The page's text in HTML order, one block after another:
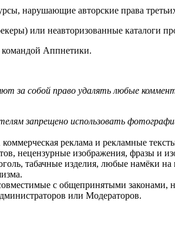
нарушающие авторские права
или неавторизованные каталоги
Аппнетики.
за собой право удалять любые
запрещено использовать
реклама и рекламные
нецензурные изображения, фразы и
табачные изделия, любые намёки
с общепринятыми законами,
или Модераторов.